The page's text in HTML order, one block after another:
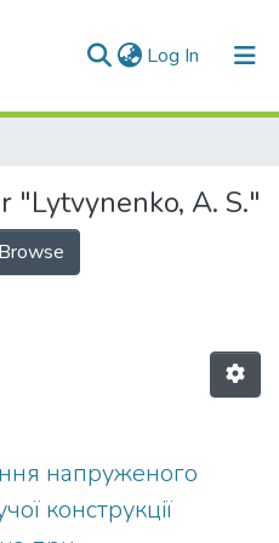
Log In (current)
"Lytvynenko, A. S."
напруженого
конструкції